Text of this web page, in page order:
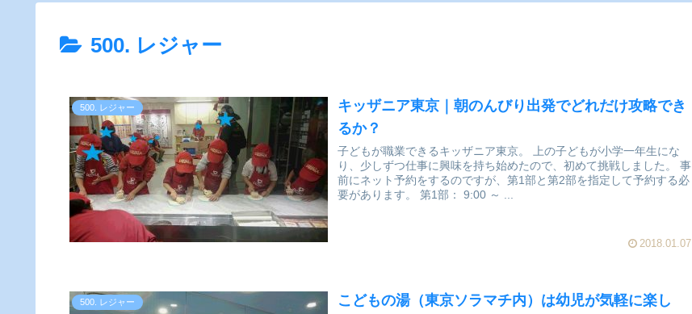
500. レジャー
500. レジャー
キッザニア東京｜朝のんびり出発でどれだけ攻略でき
るか？
子どもが職業できるキッザニア東京。 上の子どもが小学一年生にな
り、少しずつ仕事に興味を持ち始めたので、初めて挑戦しました。 事
前にネット予約をするのですが、第1部と第2部を指定して予約する必
要があります。 第1部： 9:00 ～ ...
2018.01.07
500. レジャー
こどもの湯（東京ソラマチ内）は幼児が気軽に楽し